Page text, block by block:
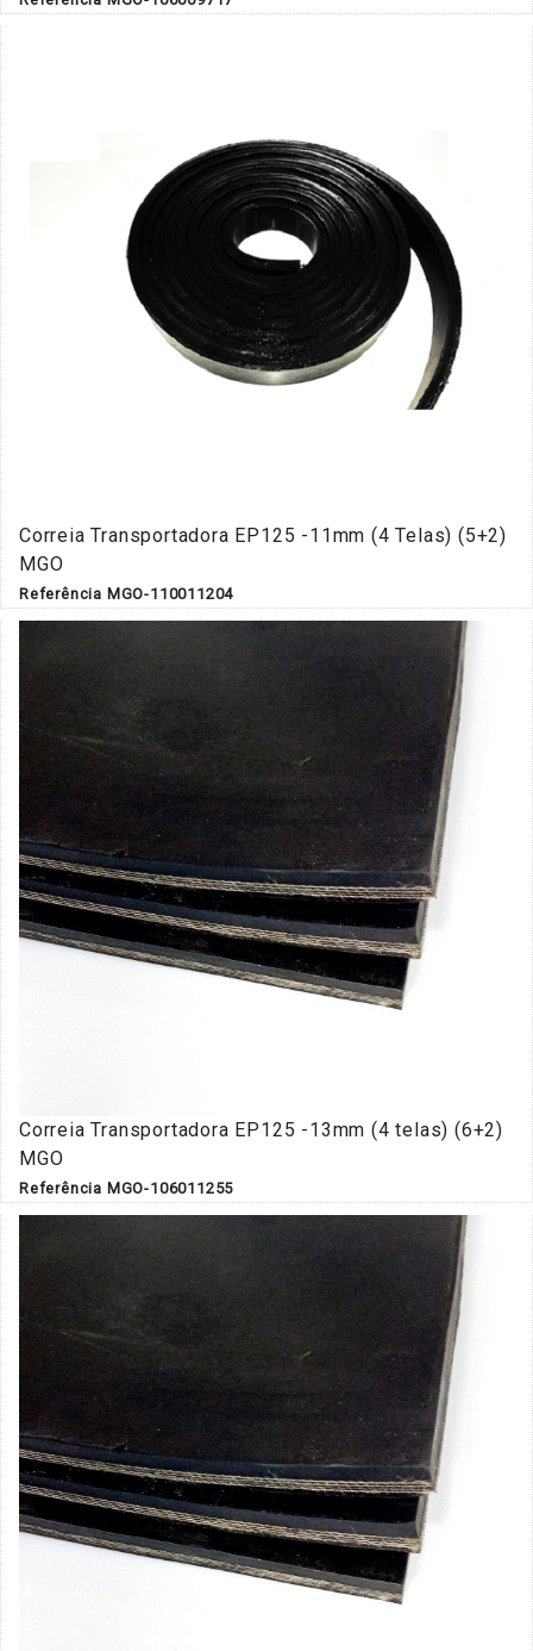
Correia Transportadora EP125 -11mm (4 Telas) (5+2)
MGO
Referência MGO-110011204
Correia Transportadora EP125 -13mm (4 telas) (6+2)
MGO
Referência MGO-106011255